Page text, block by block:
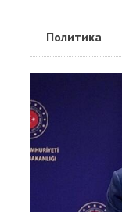
Политика